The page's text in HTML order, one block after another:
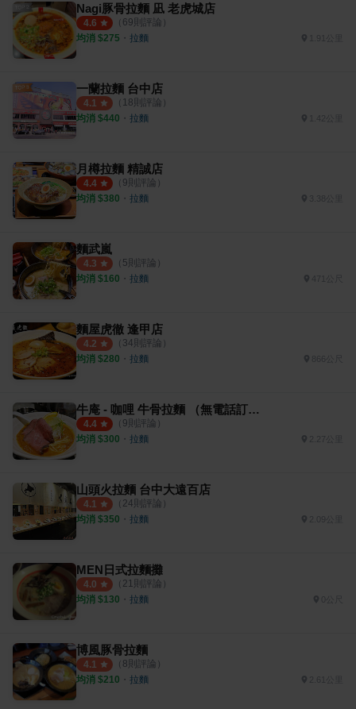
Nagi豚骨拉麵 凪 老虎城店
4.6 （ 69則評論）
均消 $275 ・ 拉麵
一蘭拉麵 台中店
4.1 （ 18則評論）
均消 $440 ・ 拉麵 1.42公里
月樽拉麵 精誠店
4.4 （ 9則評論）
均消 $380 ・ 拉麵
麵武嵐
4.3 （ 5則評論）
均消 $160 ・ 拉麵 471公尺
麵屋虎徹 逢甲店
4.2 （ 34則評論）
均消 $280 ・ 拉麵
牛庵 - 咖哩 牛骨拉麵 （無電話訂位）
4.4 （ 9則評論）
均消 $300 ・ 拉麵
山頭火拉麵 台中大遠百店
4.1 （ 24則評論）
均消 $350 ・ 拉麵
MEN日式拉麵攤
4.0 （ 21 則評論）
均消 $130 ・ 拉麵
博風豚骨拉麵
4.1 （ 8則評論）
均消 $210 ・ 拉麵